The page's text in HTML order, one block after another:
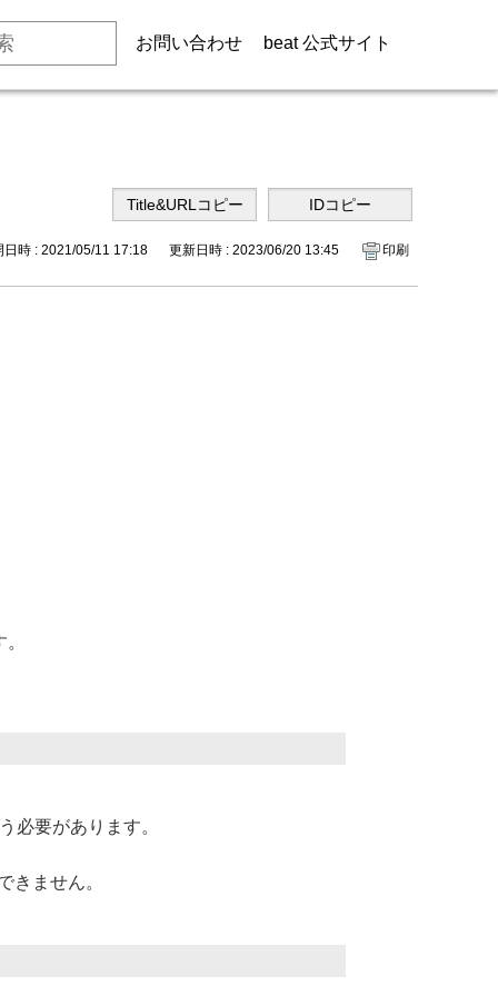
お問い合わせ beat 公式サイト
日時 : 2021/05/11 17:18 更新日時 : 2023/06/20 13:45 印刷
必要があります。
きません。